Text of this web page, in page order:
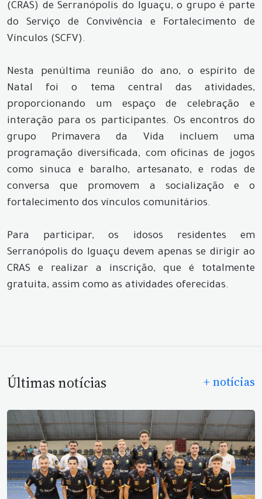
(CRAS) de Serranópolis do Iguaçu, o grupo é parte
do Serviço de Convivência e Fortalecimento de
Vínculos (SCFV).
Nesta penúltima reunião do ano, o espírito de
Natal foi o tema central das atividades,
proporcionando um espaço de celebração e
interação para os participantes. Os encontros do
grupo Primavera da Vida incluem uma
programação diversificada, com oficinas de jogos
como sinuca e baralho, artesanato, e rodas de
conversa que promovem a socialização e o
fortalecimento dos vínculos comunitários.
Para participar, os idosos residentes em
Serranópolis do Iguaçu devem apenas se dirigir ao
CRAS e realizar a inscrição, que é totalmente
gratuita, assim como as atividades oferecidas.
Últimas notícias + notícias